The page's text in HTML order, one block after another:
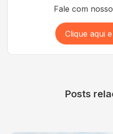
Fale com
Clique aqui
Posts